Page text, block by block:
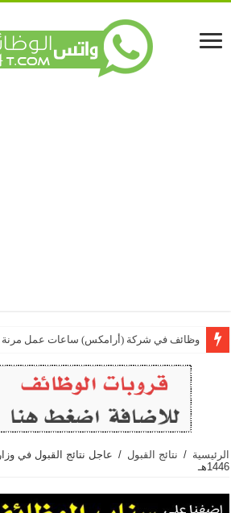
وظائف في شركة (أرامكس) ساعات عمل مرنة
الرئيسية / نتائج القبول / عاجل نتائج القبول في
1446هـ